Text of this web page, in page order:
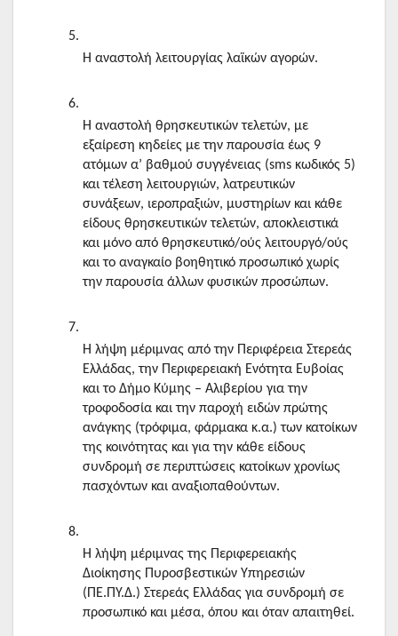
Η αναστολή λειτουργίας λαϊκών αγορών.
Η αναστολή θρησκευτικών τελετών, με
εξαίρεση κηδείες με την παρουσία έως 9
ατόμων α’ βαθμού συγγένειας (sms κωδικός 5)
και τέλεση λειτουργιών, λατρευτικών
συνάξεων, ιεροπραξιών, μυστηρίων και κάθε
είδους θρησκευτικών τελετών, αποκλειστικά
και μόνο από θρησκευτικό/ούς λειτουργό/ούς
και το αναγκαίο βοηθητικό προσωπικό χωρίς
την παρουσία άλλων φυσικών προσώπων.
Η λήψη μέριμνας από την Περιφέρεια Στερεάς
Ελλάδας, την Περιφερειακή Ενότητα Ευβοίας
και το Δήμο Κύμης – Αλιβερίου για την
τροφοδοσία και την παροχή ειδών πρώτης
ανάγκης (τρόφιμα, φάρμακα κ.α.) των κατοίκων
της κοινότητας και για την κάθε είδους
συνδρομή σε περιπτώσεις κατοίκων χρονίως
πασχόντων και αναξιοπαθούντων.
Η λήψη μέριμνας της Περιφερειακής
Διοίκησης Πυροσβεστικών Υπηρεσιών
(ΠΕ.ΠΥ.Δ.) Στερεάς Ελλάδας για συνδρομή σε
προσωπικό και μέσα, όπου και όταν απαιτηθεί.